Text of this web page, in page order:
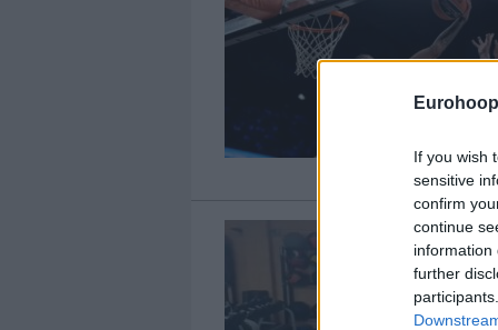
If you wish
sensitive
confirm
continue
information
further